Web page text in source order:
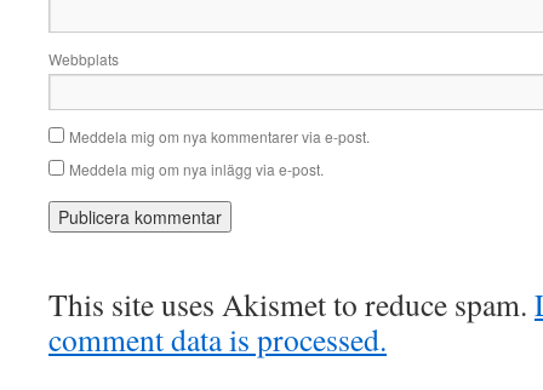
Webbplats
Meddela mig om nya kommentarer via e-post.
Meddela mig om nya inlägg via e-post.
This site uses Akismet to reduce spam.
comment data is processed.